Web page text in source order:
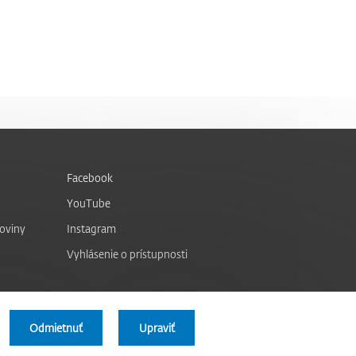
Odmietnuť Upraviť
Facebook
YouTube
Instagram
Vyhlásenie o prístupnosti